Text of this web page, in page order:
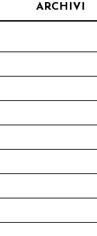
ARCHIVI